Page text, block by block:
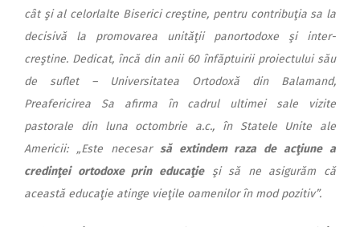
cât şi al celorlalte Biserici creştine, pentru contribuţia sa la
decisivă la promovarea unităţii panortodoxe şi inter-
creştine. Dedicat, încă din anii 60 înfăptuirii proiectului său
de suflet – Universitatea Ortodoxă din Balamand,
Preafericirea Sa afirma în cadrul ultimei sale vizite
pastorale din luna octombrie a.c., în Statele Unite ale
Americii: „Este necesar să extindem raza de acţiune a
credinţei ortodoxe prin educaţieşi să ne asigurăm că
această educaţie atinge vieţile oamenilor în mod pozitiv”.